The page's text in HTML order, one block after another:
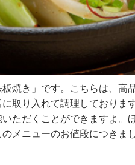
焼き」です。こちらは、高
取り入れて調理しておりま
ただくことができますよ。
メニューのお値段につきま